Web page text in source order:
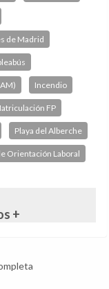
de Madrid
Incendio
FP
Playa del Alberche
Orientación Laboral
+